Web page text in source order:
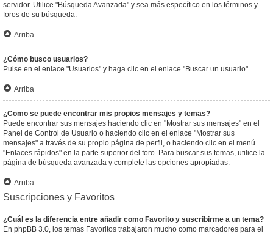
servidor. Utilice "Búsqueda Avanzada" y sea más específico en los términos y
foros de su búsqueda.
Arriba
¿Cómo busco usuarios?
Pulse en el enlace "Usuarios" y haga clic en el enlace "Buscar un usuario".
Arriba
¿Como se puede encontrar mis propios mensajes y temas?
Puede encontrar sus mensajes haciendo clic en "Mostrar sus mensajes" en el
Panel de Control de Usuario o haciendo clic en el enlace "Mostrar sus
mensajes" a través de su propio página de perfil, o haciendo clic en el menú
"Enlaces rápidos" en la parte superior del foro. Para buscar sus temas, utilice la
página de búsqueda avanzada y complete las opciones apropiadas.
Arriba
Suscripciones y Favoritos
¿Cuál es la diferencia entre añadir como Favorito y suscribirme a un tema?
En phpBB 3.0, los temas Favoritos trabajaron mucho como marcadores para el